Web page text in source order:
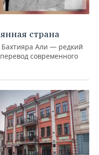
страна
Бахтияра Али — редкий
современного